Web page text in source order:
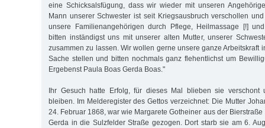
eine Schicksalsfügung, dass wir wieder mit unseren
Mann unserer Schwester ist seit Kriegsausbruch verschollen
unsere Familienangehörigen durch Pflege, Heilmassage [!]
bitten inständigst uns mit unserer alten Mutter, unserer
zusammen zu lassen. Wir wollen gerne unsere ganze Arbeitskraft
Sache stellen und bitten nochmals ganz flehentlichst um
Ergebenst Paula Boas Gerda Boas."
Ihr Gesuch hatte Erfolg, für dieses Mal blieben sie verschont
bleiben. Im Melderegister des Gettos verzeichnet: Die Mutter
24. Februar 1868, war wie Margarete Gotheiner aus der
Gerda in die Sulzfelder Straße gezogen. Dort starb sie am 6.